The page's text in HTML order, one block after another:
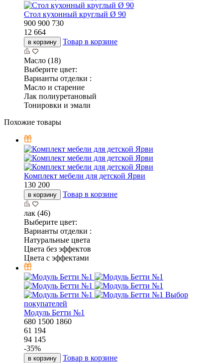
Стол кухонный круглый Ø 90
900 900 730
12 664
в корзину Товар в корзине
Масло (18)
Выберите цвет:
Варианты отделки :
Масло и старение
Лак полиуретановый
Тонировки и эмали
Похожие товары
Комплект мебели для детской Ярви
130 200
в корзину Товар в корзине
лак (46)
Выберите цвет:
Варианты отделки :
Натуральные цвета
Цвета без эффектов
Цвета с эффектами
Выбор
покупателей
Модуль Бетти №1
680 1500 1860
61 194
94 145
-35%
в корзину Товар в корзине